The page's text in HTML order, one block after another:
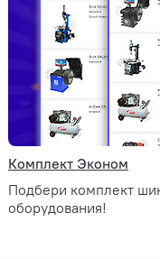
монтажная
Комплект Эконом
Подбери комплект
оборудования!